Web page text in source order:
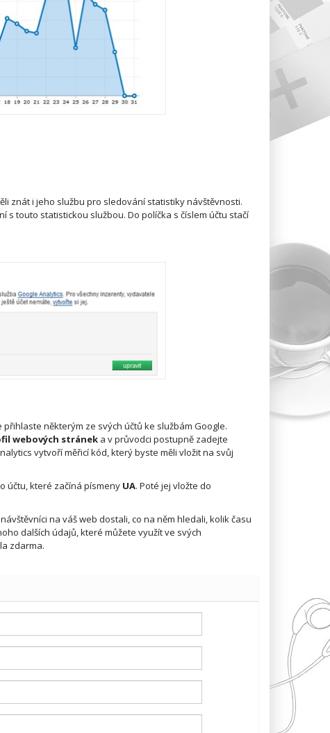
znát i jeho službu pro sledování statistiky návštěvnosti.
s touto statistickou službou. Do políčka s číslem účtu stačí
některým ze svých účtů ke službám Google.
webových stránek a v průvodci postupně zadejte
vytvoří měřicí kód, který byste měli vložit na svůj
účtu, které začíná písmeny UA. Poté jej vložte do
na váš web dostali, co na něm hledali, kolik času
dalších údajů, které můžete využít ve svých
zdarma.